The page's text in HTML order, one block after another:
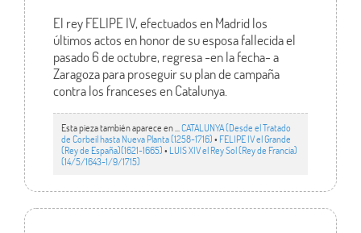
El rey FELIPE IV, efectuados en Madrid los
últimos actos en honor de su esposa fallecida el
pasado 6 de octubre, regresa -en la fecha- a
Zaragoza para proseguir su plan de campaña
contra los franceses en Catalunya.
Esta pieza también aparece en ... CATALUNYA (Desde el Tratado
de Corbeil hasta Nueva Planta (1258-1716)• FELIPE IV el Grande
(Rey de España)(1621-1665)• LUIS XIV el Rey Sol (Rey de Francia)
(14/5/1643-1/9/1715)